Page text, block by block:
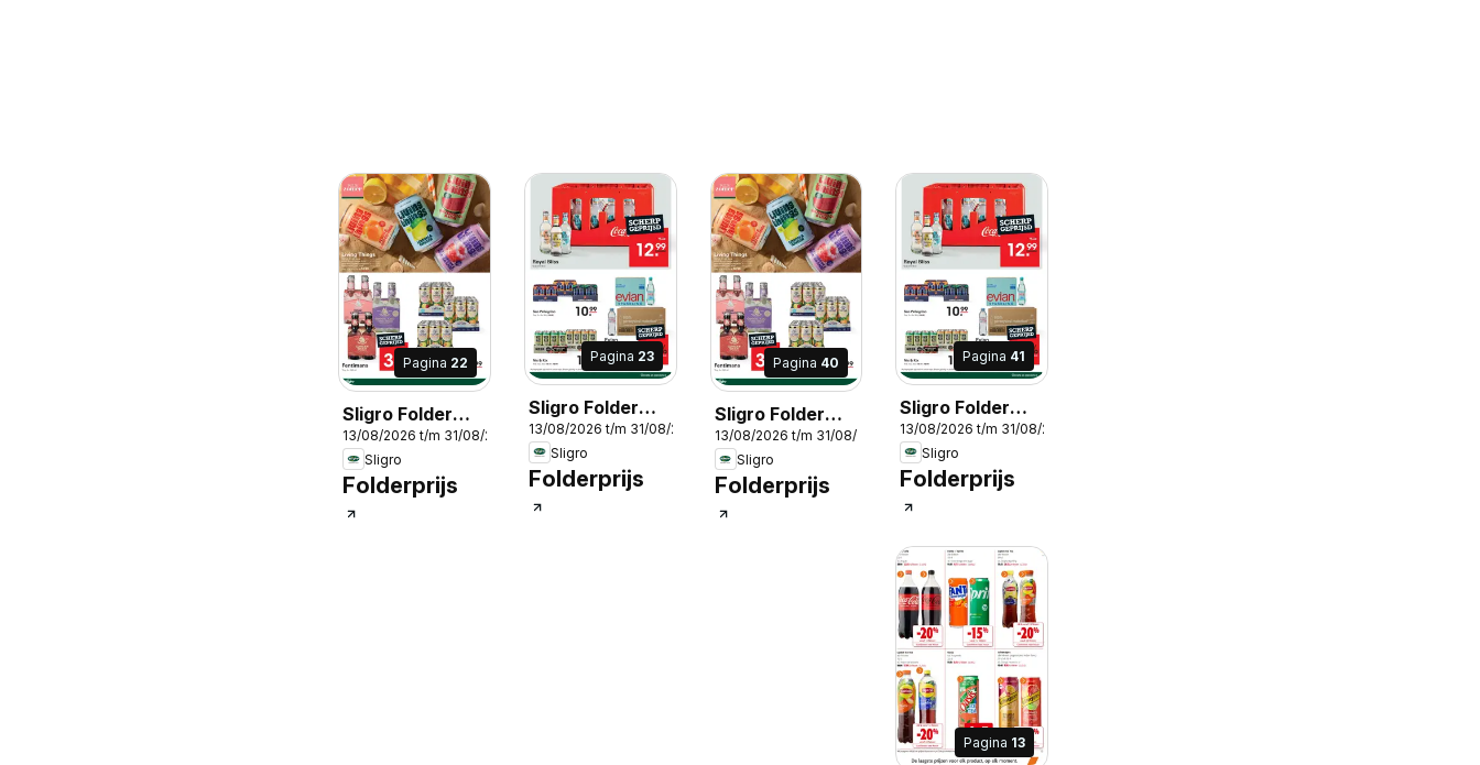
Pagina 22
Sligro Folder
Food
13/08/2026 t/m 31/08/2026
Sligro
Folderprijs
Pagina 23
Sligro Folder
Food
13/08/2026 t/m 31/08/2026
Sligro
Folderprijs
Pagina 40
Sligro Folder
Non-food
13/08/2026 t/m 31/08/2026
Sligro
Folderprijs
Pagina 41
Sligro Folder
Non-food
13/08/2026 t/m 31/08/2026
Sligro
Folderprijs
Pagina 13